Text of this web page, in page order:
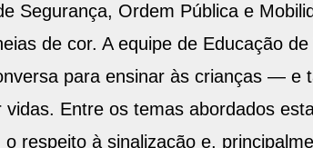
Segurança, Ordem Pública e
de cor. A equipe de Educação de
para ensinar às crianças — e
Entre os temas abordados
respeito à sinalização e,